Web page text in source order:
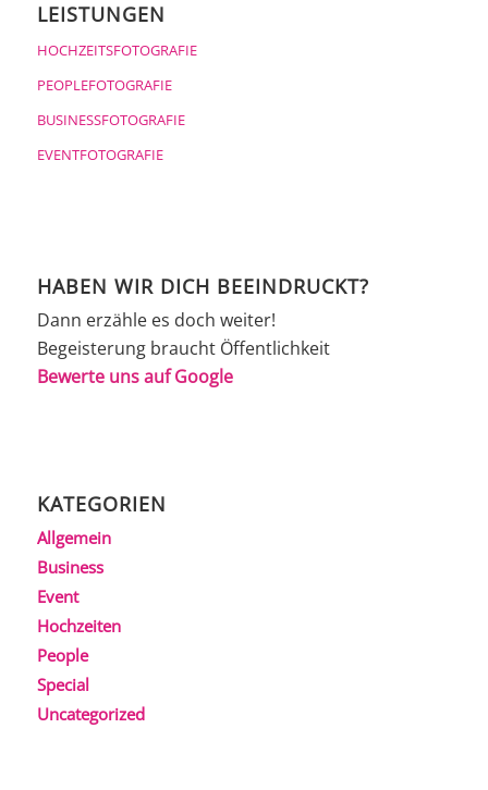
LEISTUNGEN
HOCHZEITSFOTOGRAFIE
PEOPLEFOTOGRAFIE
BUSINESSFOTOGRAFIE
EVENTFOTOGRAFIE
HABEN WIR DICH BEEINDRUCKT?
Dann erzähle es doch weiter!
Begeisterung braucht Öffentlichkeit
Bewerte uns auf Google
KATEGORIEN
Allgemein
Business
Event
Hochzeiten
People
Special
Uncategorized